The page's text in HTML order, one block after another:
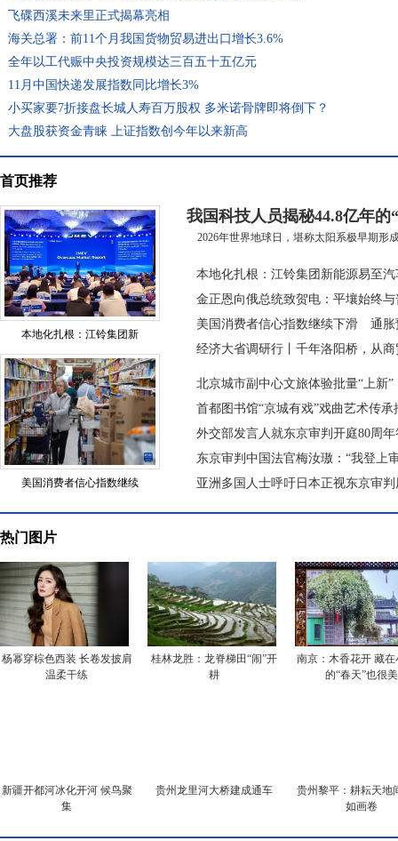
飞碟西溪未来里正式揭幕亮相
海关总署：前11个月我国货物贸易进出口增长3.6%
全年以工代赈中央投资规模达三百五十五亿元
11月中国快递发展指数同比增长3%
小买家要7折接盘长城人寿百万股权 多米诺骨牌即将倒下？
大盘股获资金青睐 上证指数创今年以来新高
首页推荐
本地化扎根：江铃集团新
美国消费者信心指数继续
我国科技人员揭秘44.8亿年的
2026年世界地球日，堪称太阳系极早期形
本地化扎根：江铃集团新能源易至
金正恩向俄总统致贺电：平壤始终
美国消费者信心指数继续下滑 通胀
经济大省调研行丨千年洛阳桥，从
北京城市副中心文旅体验批量“上新”
首都图书馆“京城有戏”戏曲艺术传
外交部发言人就东京审判开庭80周
东京审判中国法官梅汝璈：“我登上
亚洲多国人士呼吁日本正视东京审
热门图片
杨幂穿棕色西装 长卷发披肩
温柔干练
桂林龙胜：龙脊梯田“闹”开
耕
南京：木香花开 藏在
的“春天”也很美
新疆开都河冰化开河 候鸟聚
集
贵州龙里河大桥建成通车
贵州黎平：耕耘天地
如画卷